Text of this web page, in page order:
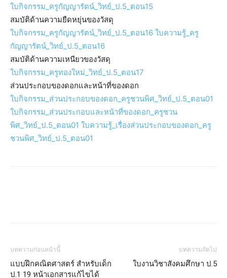
ใบกิจกรรม_ครูกัญญารัตน์_วิทย์_ป.5_ตอน15
สมบัติด้านความยืดหยุ่นของวัสดุ
ใบกิจกรรม_ครูกัญญารัตน์_วิทย์_ป.5_ตอน16 ใบความรู้_ครู
กัญญารัตน์_วิทย์_ป.5_ตอน16
สมบัติด้านความเหนียวของวัสดุ
ใบกิจกรรม_ครูทองใหม่_วิทย์_ป.5_ตอน17
ส่วนประกอบของดอกและหน้าที่ของดอก
ใบกิจกรรม_ส่วนประกอบของดอก_ครูชวนพิศ_วิทย์_ป.5_ตอน01
ใบกิจกรรม_ส่วนประกอบและหน้าที่ของดอก_ครูชวน
พิศ_วิทย์_ป.5_ตอน01 ใบความรู้_เรื่องส่วนประกอบของดอก_ครู
ชวนพิศ_วิทย์_ป.5_ตอน01
บทความก่อนหน้านี้
แบบฝึกคณิตศาสตร์ สำหรับเด็ก
ป.1 19 หน้าเอกสารแก้ไขได้
บทความถัดไป
ใบงานวิชาสังคมศึกษา ป.5